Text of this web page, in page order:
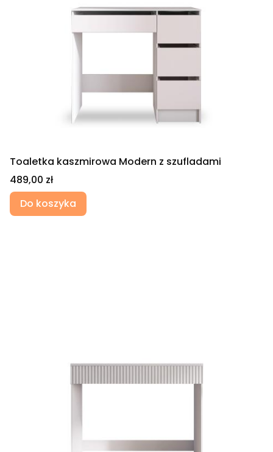
Toaletka kaszmirowa Modern z szufladami
Cena
489,00 zł
Do koszyka